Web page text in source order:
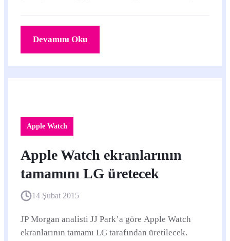
Devamını Oku
Apple Watch
Apple Watch ekranlarının
tamamını LG üretecek
14 Şubat 2015
JP Morgan analisti JJ Park’a göre Apple Watch
ekranlarının tamamı LG tarafından üretilecek.